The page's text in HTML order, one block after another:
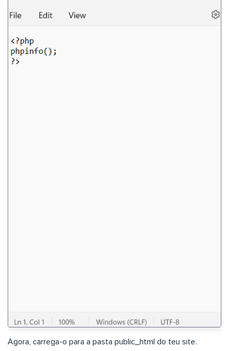
Agora, carrega-o para a pasta public_html do teu site.